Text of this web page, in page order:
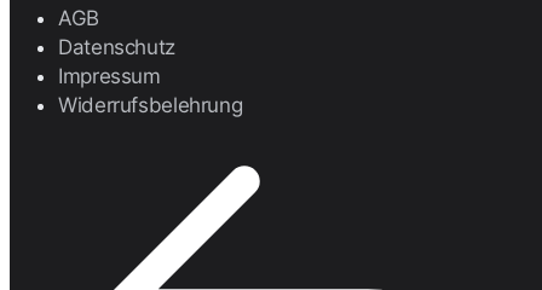
AGB
Datenschutz
Impressum
Widerrufsbelehrung